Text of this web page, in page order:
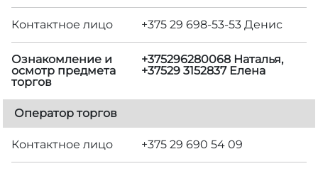
Контактное лицо +375 29 698-53-53 Денис
Ознакомление и
осмотр предмета
торгов
+375296280068 Наталья,
+37529 3152837 Елена
Оператор торгов
Контактное лицо +375 29 690 54 09